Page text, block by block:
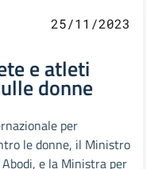
25/11/2023
e atleti
donne
per
le donne, il Ministro
e la Ministra per